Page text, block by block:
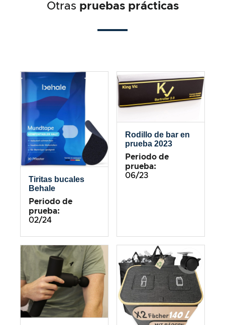
Otras pruebas prácticas
Tiritas bucales
Behale
Periodo de
prueba:
02/24
Rodillo de bar en
prueba 2023
Periodo de
prueba:
06/23